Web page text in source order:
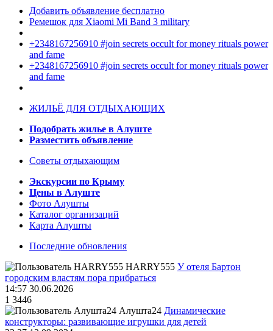
Добавить объявление бесплатно
Ремешок для Xiaomi Mi Band 3 military
+2348167256910 #join secrets occult for money rituals power
and fame
+2348167256910 #join secrets occult for money rituals power
and fame
ЖИЛЬЁ ДЛЯ ОТДЫХАЮЩИХ
Подобрать жилье в Алуште
Разместить объявление
Советы отдыхающим
Экскурсии по Крыму
Цены в Алуште
Фото Алушты
Каталог организаций
Карта Алушты
Последние обновления
HARRY555 У отеля Бартон
городским властям пора прибраться
14:57 30.06.2026
1 3446
Алушта24 Динамические
конструкторы: развивающие игрушки для детей